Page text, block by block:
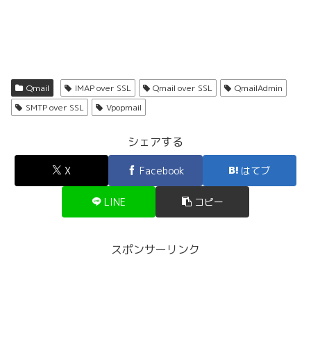
Qmail IMAP over SSL Qmail over SSL
QmailAdmin
SMTP over SSL
Vpopmail
シェアする
X Facebook はてブ
LINE コピー
スポンサーリンク